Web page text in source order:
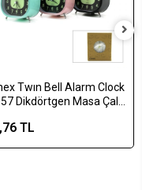
Twın Bell Alarm Clock
Dikdörtgen Masa Çalar
) ( Fosforlu )*60
TL